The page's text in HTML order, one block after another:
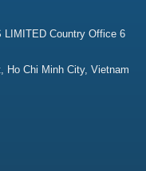
LIMITED Country Office 6
Ho Chi Minh City, Vietnam